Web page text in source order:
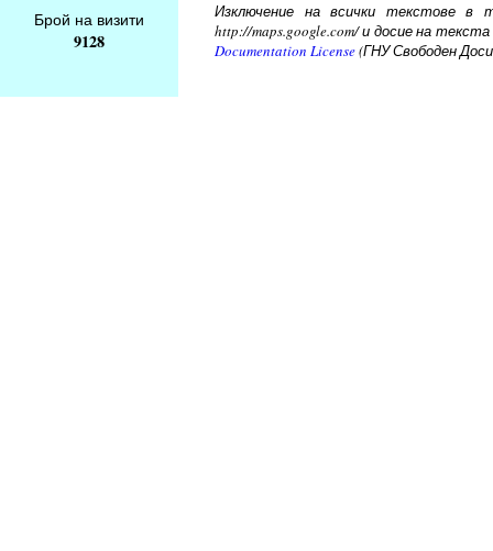
Брой на визити
9128
Изключение на всички текстове в
http://maps.google.com/ и досие на
Documentation License(ГНУ Свободен